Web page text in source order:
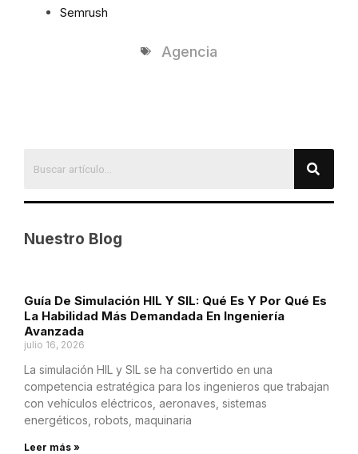
Semrush
Agencia
Nuestro Blog
Guía De Simulación HIL Y SIL: Qué Es Y Por Qué Es
La Habilidad Más Demandada En Ingeniería
Avanzada
julio 16, 2026
La simulación HIL y SIL se ha convertido en una
competencia estratégica para los ingenieros que trabajan
con vehículos eléctricos, aeronaves, sistemas
energéticos, robots, maquinaria
Leer más »